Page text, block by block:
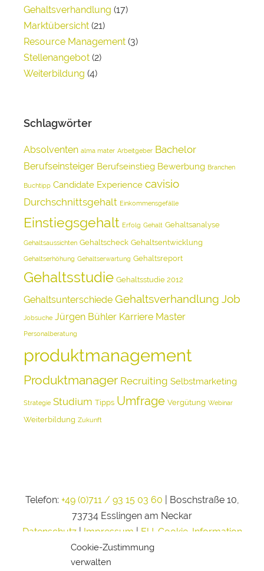
Cookie-Zustimmung
verwalten
Gehaltsverhandlung (17)
Marktübersicht (21)
Resource Management (3)
Stellenangebot (2)
Weiterbildung (4)
Schlagwörter
Absolventen alma mater Arbeitgeber Bachelor
Berufseinsteiger Berufseinstieg Bewerbung Branchen
Buchtipp Candidate Experience cavisio
Durchschnittsgehalt Einkommensgefälle
Einstiegsgehalt Erfolg Gehalt Gehaltsanalyse
Gehaltsaussichten Gehaltscheck Gehaltsentwicklung
Gehaltserhöhung Gehaltserwartung Gehaltsreport
Gehaltsstudie Gehaltsstudie 2012
Gehaltsunterschiede Gehaltsverhandlung Job
Jobsuche Jürgen Bühler Karriere Master
Personalberatung
produktmanagement
Produktmanager Recruiting Selbstmarketing
Strategie Studium Tipps Umfrage Vergütung Webinar
Weiterbildung Zukunft
Telefon: +49 (0)711 / 93 15 03 60 | Boschstraße 10,
73734 Esslingen am Neckar
Datenschutz| Impressum | EU-Cookie-Information